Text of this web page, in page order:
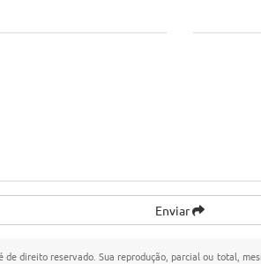
Enviar
de direito reservado. Sua reprodução, parcial ou total,